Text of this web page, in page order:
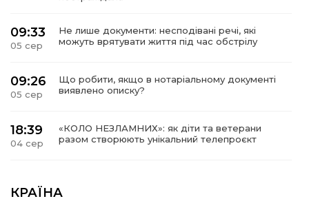
09:33
05 сер
Не лише документи: несподівані речі, які
можуть врятувати життя під час обстрілу
09:26
05 сер
Що робити, якщо в нотаріальному документі
виявлено описку?
18:39
04 сер
«КОЛО НЕЗЛАМНИХ»: як діти та ветерани
разом створюють унікальний телепроєкт
04 сер
прикордоння до втраченого дому
КРАЇНА